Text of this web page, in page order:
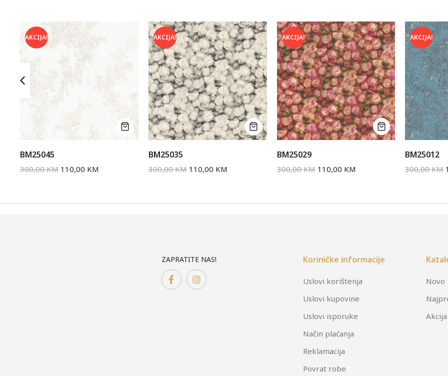
AKCIJA!
BM25045
300,00KM 110,00 KM
AKCIJA!
BM25035
300,00KM 110,00 KM
AKCIJA!
BM25029
300,00KM 110,00 KM
AKCIJA!
BM25012
300,00KM
ZAPRATITE NAS! Koriničke informacije
Uslovi korištenja
Uslovi kupovine
Uslovi isporuke
Način plaćanja
Reklamacija
Povrat robe
Novo
Akcija